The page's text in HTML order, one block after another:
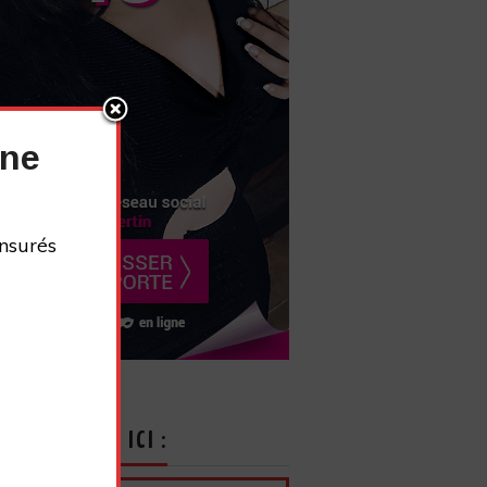
VOUS ICI :